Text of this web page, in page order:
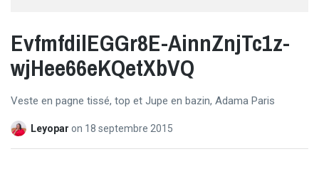
EvfmfdilEGGr8E-AinnZnjTc1z-
wjHee66eKQetXbVQ
Veste en pagne tissé, top et Jupe en bazin, Adama Paris
Leyopar on 18 septembre 2015